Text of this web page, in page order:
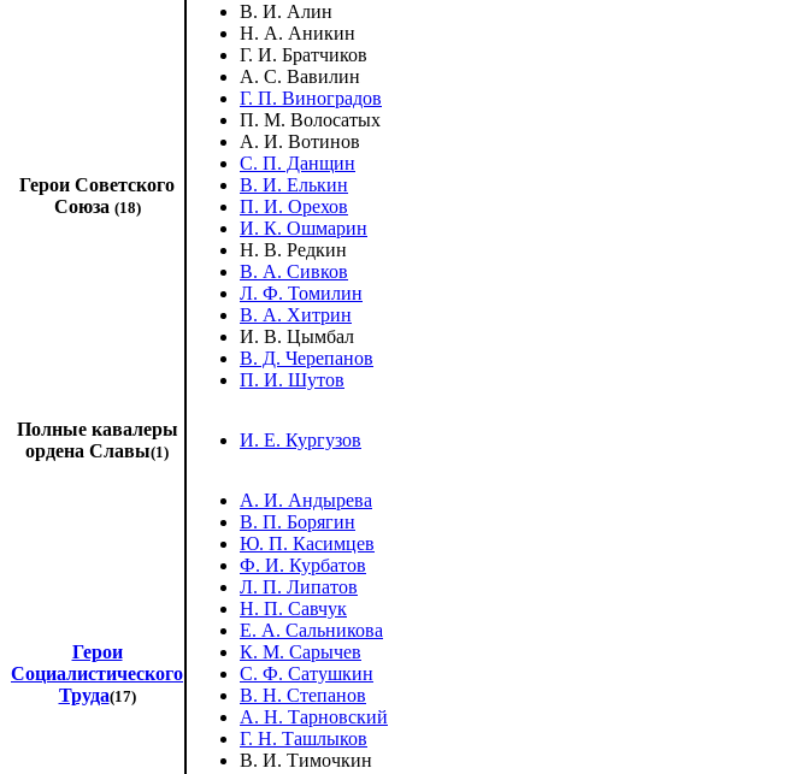
Герои Советского
Союза (18)
В. И. Алин
Н. А. Аникин
Г. И. Братчиков
А. С. Вавилин
Г. П. Виноградов
П. М. Волосатых
А. И. Вотинов
С. П. Данщин
В. И. Елькин
П. И. Орехов
И. К. Ошмарин
Н. В. Редкин
В. А. Сивков
Л. Ф. Томилин
В. А. Хитрин
И. В. Цымбал
В. Д. Черепанов
П. И. Шутов
Полные кавалеры
ордена Славы(1)
И. Е. Кургузов
Герои
Социалистического
Труда(17)
А. И. Андырева
В. П. Борягин
Ю. П. Касимцев
Ф. И. Курбатов
Л. П. Липатов
Н. П. Савчук
Е. А. Сальникова
К. М. Сарычев
С. Ф. Сатушкин
В. Н. Степанов
А. Н. Тарновский
Г. Н. Ташлыков
В. И. Тимочкин